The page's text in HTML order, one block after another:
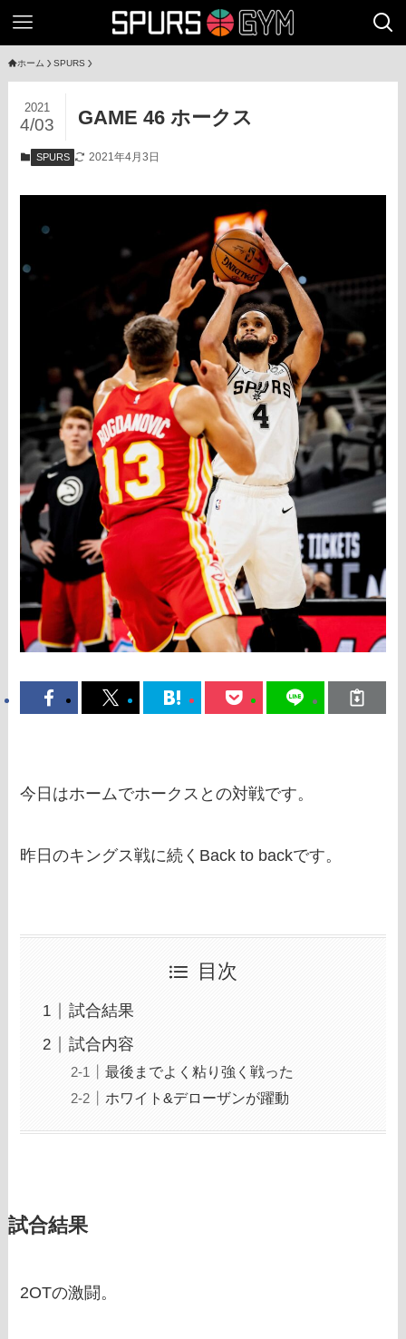
ホーム SPURS
GAME 46 ホークス
2021
4/03
SPURS 2021年4月3日
今日はホームでホークスとの対戦です。
昨日のキングス戦に続くBack to backです。
目次
試合結果
試合内容
最後までよく粘り強く戦った
ホワイト&デローザンが躍動
試合結果
2OTの激闘。